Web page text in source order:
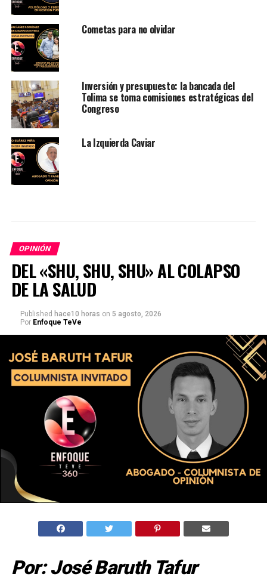
Cometas para no olvidar
Inversión y presupuesto: la bancada del
Tolima se toma comisiones estratégicas del
Congreso
La Izquierda Caviar
OPINIÓN
DEL «SHU, SHU, SHU» AL COLAPSO
DE LA SALUD
Published hace10 horas on 5 agosto, 2026
Por Enfoque TeVe
Por: José Baruth Tafur